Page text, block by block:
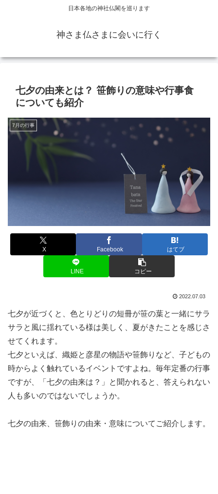
日本各地の神社仏閣を巡ります
神さま仏さまに会いに行く
七夕の由来とは？ 笹飾りの意味や行事食
についても紹介
7月の行事
X Facebook はてブ
LINE コピー
2022.07.03
七夕が近づくと、色とりどりの短冊が笹の葉と一緒にサラ
サラと風に揺れている様は美しく、夏がきたことを感じさ
せてくれます。
七夕といえば、織姫と彦星の物語や笹飾りなど、子どもの
時からよく触れているイベントですよね。毎年定番の行事
ですが、「七夕の由来は？」と聞かれると、答えられない
人も多いのではないでしょうか。
七夕の由来、笹飾りの由来・意味についてご紹介します。